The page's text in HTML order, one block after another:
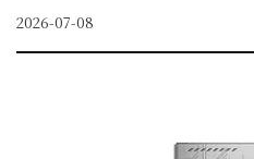
2026-07-08